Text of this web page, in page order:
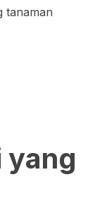
tanaman
yang